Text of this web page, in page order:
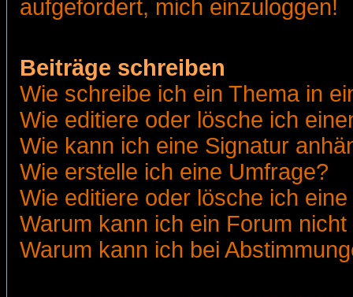
aufgefordert, mich einzuloggen!
Beiträge schreiben
Wie schreibe ich ein Thema in
Wie editiere oder lösche ich
Wie kann ich eine Signatur
Wie erstelle ich eine Umfrage?
Wie editiere oder lösche ich
Warum kann ich ein Forum
Warum kann ich bei